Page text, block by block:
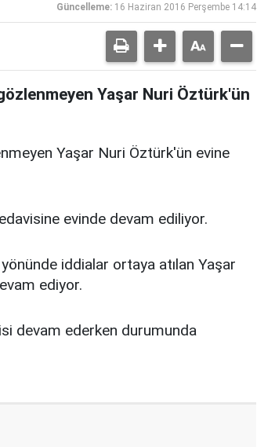
Güncelleme: 16 Haziran 2016 Perşembe 14:14
Yaşar Nuri Öztürk'ün
Yaşar Nuri Öztürk'ün evine
evinde devam ediliyor.
iddialar ortaya atılan Yaşar
ediyor.
devam ederken durumunda